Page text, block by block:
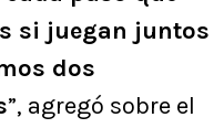
si juegan juntos
dos
”, agregó sobre el